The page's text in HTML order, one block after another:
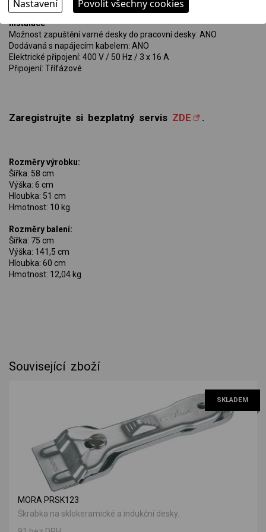
Instalace
Možnost zapuštění varné desky do pracovní desky: ANO
Dodávaná s napájecím kabelem: ANO
Elektrické připojení: 400 V / 50 Hz / 3 x 16 A
Připojení: Třífázové
Zaregistrujte si bezplatný servis ZDE .
Rozměry výrobku:
Šířka: 58 cm
Výška: 6 cm
Hloubka: 51 cm
Hmotnost: 10 kg
Rozměry balení:
Šířka: 75 cm
Výška: 141,5 cm
Hloubka: 60 cm
Hmotnost: 12,04 kg
Související zboží
SKLADEM
MORA PRSK123
Škrabka na sklokeramické a indukční desky.
Nastavení Povolit všechny cookies